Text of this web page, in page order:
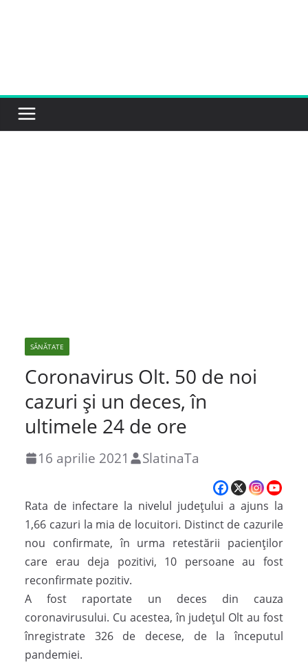
SĂNĂTATE
Coronavirus Olt. 50 de noi
cazuri și un deces, în
ultimele 24 de ore
16 aprilie 2021 SlatinaTa
Rata de infectare la nivelul judeţului a ajuns la
1,66 cazuri la mia de locuitori. Distinct de cazurile
nou confirmate, în urma retestării pacienților
care erau deja pozitivi, 10 persoane au fost
reconfirmate pozitiv.
A fost raportate un deces din cauza
coronavirusului. Cu acestea, în județul Olt au fost
înregistrate 326 de decese, de la începutul
pandemiei.